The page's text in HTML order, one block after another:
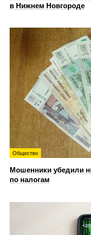
в Нижнем Новгороде
Общество
Мошенники убедили
по налогам